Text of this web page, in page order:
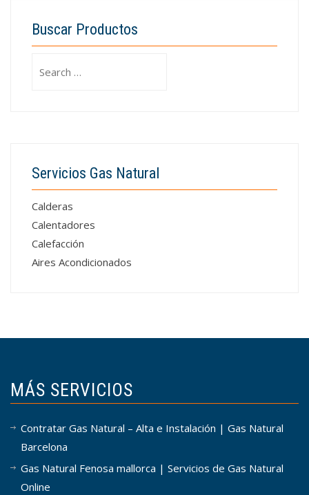
Buscar Productos
for:
Servicios Gas Natural
Calderas
Calentadores
Calefacción
Aires Acondicionados
MÁS SERVICIOS
Contratar Gas Natural – Alta e Instalación | Gas Natural
Barcelona
Gas Natural Fenosa mallorca | Servicios de Gas Natural
Online